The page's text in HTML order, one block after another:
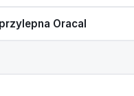
Oracal